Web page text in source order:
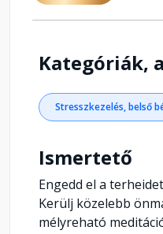
Kategóriák,
Stresszkezelés, belső
Ismertető
Engedd el a
Kerülj közelebb
mélyreható